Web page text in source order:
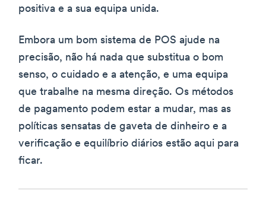
positiva e a sua equipa unida.
Embora um bom sistema de POS ajude na
precisão, não há nada que substitua o bom
senso, o cuidado e a atenção, e uma equipa
que trabalhe na mesma direção. Os métodos
de pagamento podem estar a mudar, mas as
políticas sensatas de gaveta de dinheiro e a
verificação e equilíbrio diários estão aqui para
ficar.